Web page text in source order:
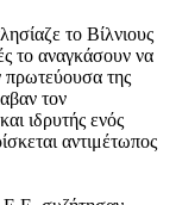
το Βίλνιους
το αναγκάσουν να
πρωτεύουσα της
τον
ιδρυτής ενός
αντιμέτωπος